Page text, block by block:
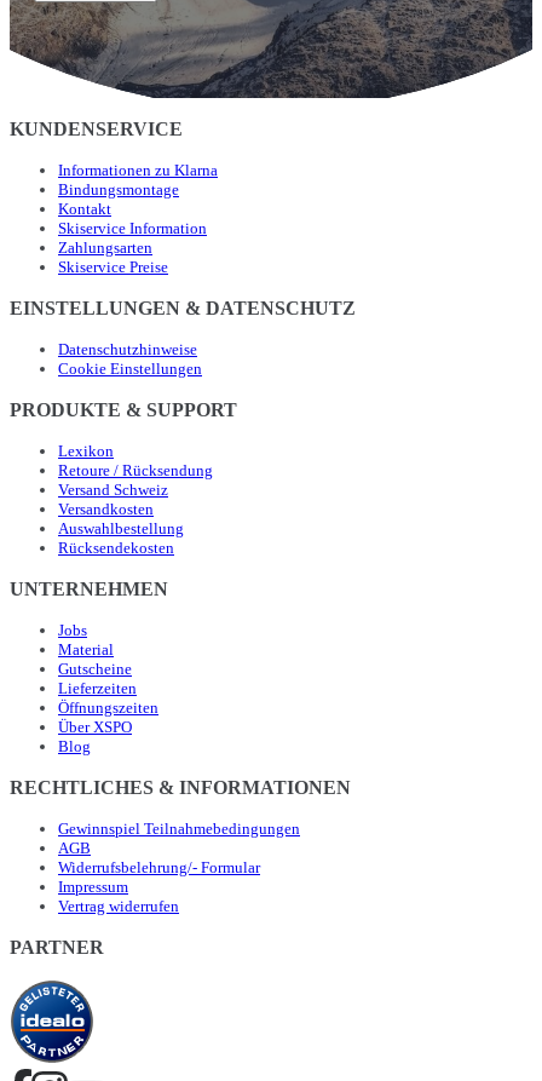
KUNDENSERVICE
Informationen zu Klarna
Bindungsmontage
Kontakt
Skiservice Information
Zahlungsarten
Skiservice Preise
EINSTELLUNGEN & DATENSCHUTZ
Datenschutzhinweise
Cookie Einstellungen
PRODUKTE & SUPPORT
Lexikon
Retoure / Rücksendung
Versand Schweiz
Versandkosten
Auswahlbestellung
Rücksendekosten
UNTERNEHMEN
Jobs
Material
Gutscheine
Lieferzeiten
Öffnungszeiten
Über XSPO
Blog
RECHTLICHES & INFORMATIONEN
Gewinnspiel Teilnahmebedingungen
AGB
Widerrufsbelehrung/- Formular
Impressum
Vertrag widerrufen
PARTNER